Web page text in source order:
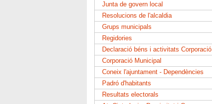
Junta de govern local
Resolucions de l'alcaldia
Grups municipals
Regidories
Declaració béns i activitats Corporació
Corporació Municipal
Coneix l'ajuntament - Dependències
Padró d'habitants
Resultats electorals